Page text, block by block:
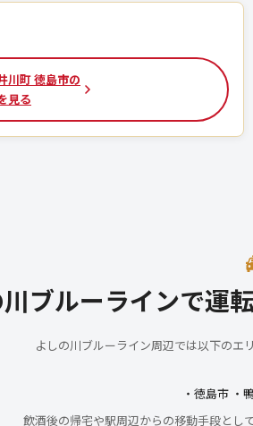
川町 徳島市の
見る
ブルーラインで運
よしの川ブルーライン周辺では以下のエ
・徳島市 ・
飲酒後の帰宅や駅周辺からの移動手段とし